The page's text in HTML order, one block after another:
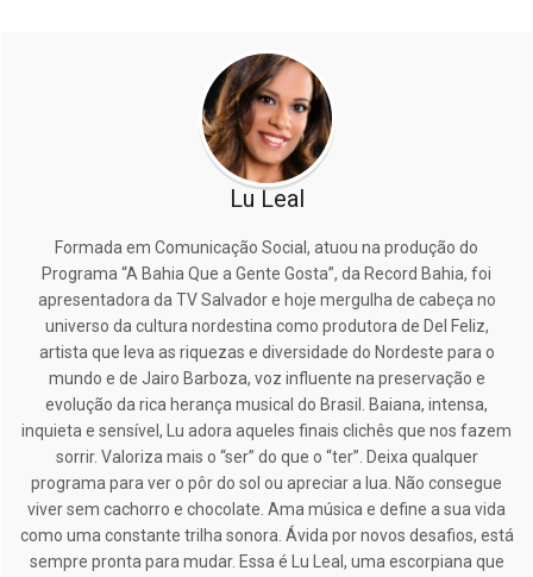
Lu Leal
Formada em Comunicação Social, atuou na produção do
Programa “A Bahia Que a Gente Gosta”, da Record Bahia, foi
apresentadora da TV Salvador e hoje mergulha de cabeça no
universo da cultura nordestina como produtora de Del Feliz,
artista que leva as riquezas e diversidade do Nordeste para o
mundo e de Jairo Barboza, voz influente na preservação e
evolução da rica herança musical do Brasil. Baiana, intensa,
inquieta e sensível, Lu adora aqueles finais clichês que nos fazem
sorrir. Valoriza mais o “ser” do que o “ter”. Deixa qualquer
programa para ver o pôr do sol ou apreciar a lua. Não consegue
viver sem cachorro e chocolate. Ama música e define a sua vida
como uma constante trilha sonora. Ávida por novos desafios, está
sempre pronta para mudar. Essa é Lu Leal, uma escorpiana que